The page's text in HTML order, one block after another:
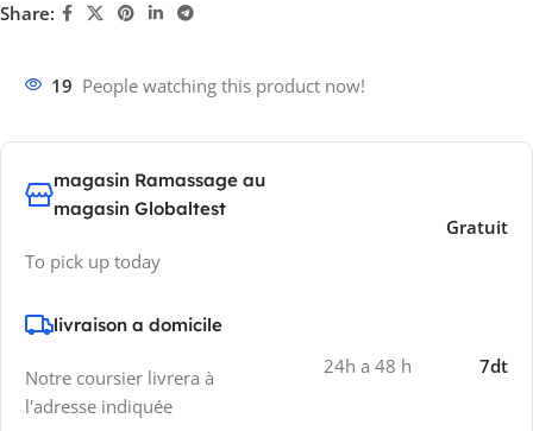
Share:
19 People watching this product now!
magasin Ramassage au
magasin Globaltest
To pick up today
Gratuit
livraison a domicile
Notre coursier livrera à
l'adresse indiquée
24h a 48 h 7dt